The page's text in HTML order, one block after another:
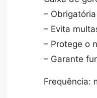
–
– Evita
– Protege o
– Garante
Frequência: